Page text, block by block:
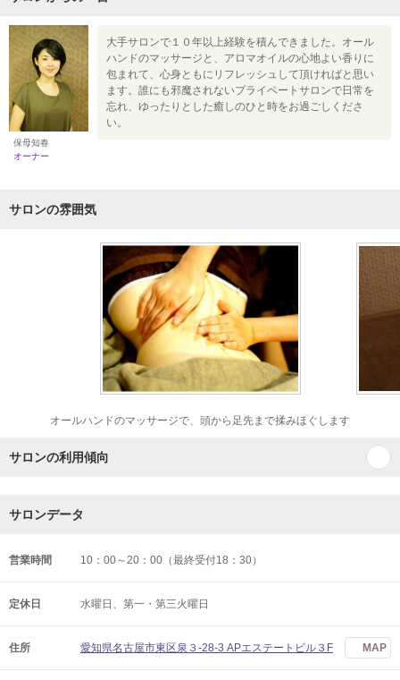
保母知春
オーナー
大手サロンで１０年以上経験を積んできました。オール
ハンドのマッサージと、アロマオイルの心地よい香りに
包まれて、心身ともにリフレッシュして頂ければと思い
ます。誰にも邪魔されないプライベートサロンで日常を
忘れ、ゆったりとした癒しのひと時をお過ごしくださ
い。
サロンの雰囲気
オールハンドのマッサージで、頭から足先まで揉みほぐします
サロンの利用傾向
サロンデータ
営業時間 10：00～20：00（最終受付18：30）
定休日 水曜日、第一・第三火曜日
住所 愛知県名古屋市東区泉３-28-3 APエステートビル３F MAP